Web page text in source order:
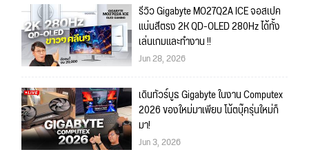
รีวิว Gigabyte MO27Q2A ICE จอสเปค
แน่นสีตรง 2K QD-OLED 280Hz ได้ทั้ง
เล่นเกมและทำงาน !!
Jun 28, 2026
เดินทัวร์บูธ Gigabyte ในงาน Computex
2026 ของใหม่มาเพียบ โน้ตบุ๊ครุ่นใหม่ก็
มา!
Jun 3, 2026